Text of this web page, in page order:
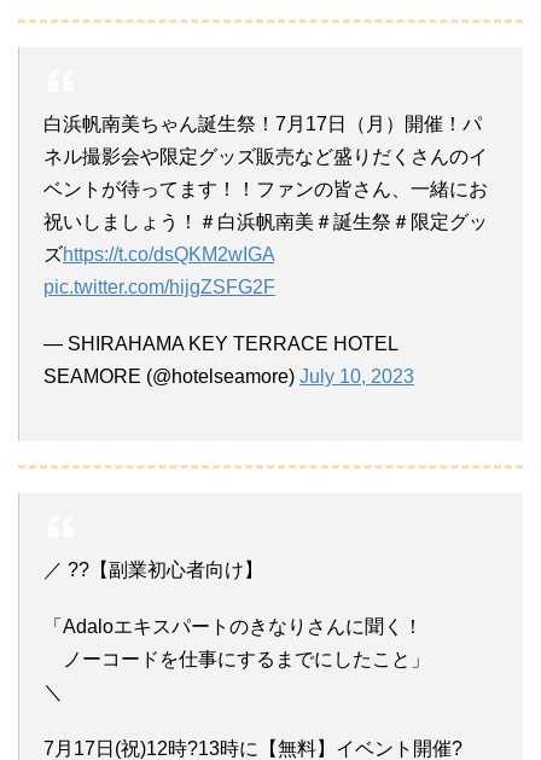
白浜帆南美ちゃん誕生祭！7月17日（月）開催！パ
ネル撮影会や限定グッズ販売など盛りだくさんのイ
ベントが待ってます！！ファンの皆さん、一緒にお
祝いしましょう！＃白浜帆南美＃誕生祭＃限定グッ
ズhttps://t.co/dsQKM2wIGA
pic.twitter.com/hijgZSFG2F
— SHIRAHAMA KEY TERRACE HOTEL
SEAMORE (@hotelseamore) July 10, 2023
／ ??【副業初心者向け】
「Adaloエキスパートのきなりさんに聞く！
ノーコードを仕事にするまでにしたこと」
＼
7月17日(祝)12時?13時に【無料】イベント開催?